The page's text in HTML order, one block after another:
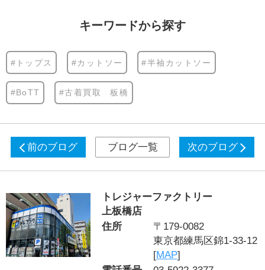
キーワードから探す
#トップス #カットソー #半袖カットソー
#BoTT #古着買取 板橋
前のブログ ブログ一覧 次のブログ
トレジャーファクトリー
上板橋店
住所
〒179-0082
東京都練馬区錦1-33-12
[MAP]